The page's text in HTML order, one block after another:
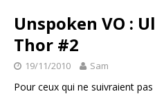
Unspoken VO :
Thor #2
19/11/2010 Sam
Pour ceux qui ne suivraient